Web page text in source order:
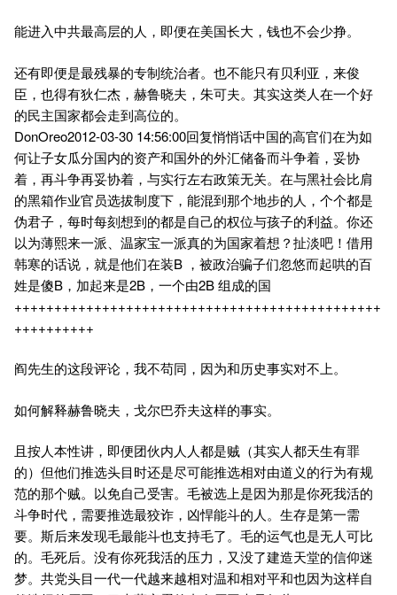
能进入中共最高层的人，即便在美国长大，钱也不会少挣。
还有即便是最残暴的专制统治者。也不能只有贝利亚，来俊
臣，也得有狄仁杰，赫鲁晓夫，朱可夫。其实这类人在一个好
的民主国家都会走到高位的。
DonOreo2012-03-30 14:56:00回复悄悄话中国的高官们在为如
何让子女瓜分国内的资产和国外的外汇储备而斗争着，妥协
着，再斗争再妥协着，与实行左右政策无关。在与黑社会比肩
的黑箱作业官员选拔制度下，能混到那个地步的人，个个都是
伪君子，每时每刻想到的都是自己的权位与孩子的利益。你还
以为薄熙来一派、温家宝一派真的为国家着想？扯淡吧！借用
韩寒的话说，就是他们在装B ，被政治骗子们忽悠而起哄的百
姓是傻B，加起来是2B，一个由2B 组成的国
++++++++++++++++++++++++++++++++++++++++++++++
++++++++++
阎先生的这段评论，我不苟同，因为和历史事实对不上。
如何解释赫鲁晓夫，戈尔巴乔夫这样的事实。
且按人本性讲，即便团伙内人人都是贼（其实人都天生有罪
的）但他们推选头目时还是尽可能推选相对由道义的行为有规
范的那个贼。以免自己受害。毛被选上是因为那是你死我活的
斗争时代，需要推选最狡诈，凶悍能斗的人。生存是第一需
要。斯后来发现毛最能斗也支持毛了。毛的运气也是无人可比
的。毛死后。没有你死我活的压力，又没了建造天堂的信仰迷
梦。共党头目一代一代越来越相对温和相对平和也因为这样自